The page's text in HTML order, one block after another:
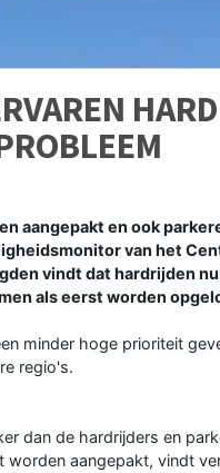
aangepakt en ook
van het
vindt dat hardrijden
als eerst worden
minder hoge prioriteit
regio's.
dan de hardrijders en
aangepakt, vindt